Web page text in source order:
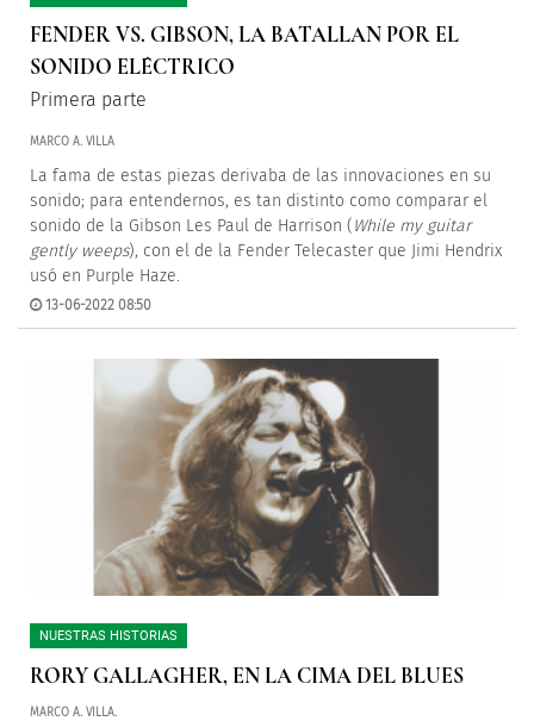
FENDER VS. GIBSON, LA BATALLAN POR EL
SONIDO ELÉCTRICO
Primera parte
MARCO A. VILLA
La fama de estas piezas derivaba de las innovaciones en su
sonido; para entendernos, es tan distinto como comparar el
sonido de la Gibson Les Paul de Harrison (While my guitar
gently weeps), con el de la Fender Telecaster que Jimi Hendrix
usó en Purple Haze.
13-06-2022 08:50
NUESTRAS HISTORIAS
RORY GALLAGHER, EN LA CIMA DEL BLUES
MARCO A. VILLA.